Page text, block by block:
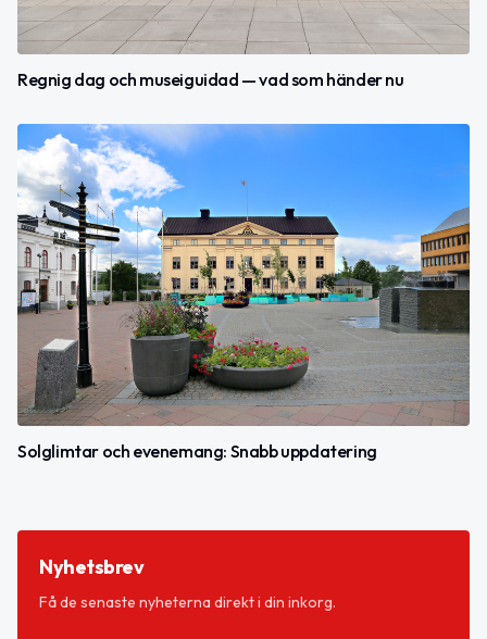
Regnig dag och museiguidad — vad som händer nu
Solglimtar och evenemang: Snabb uppdatering
Nyhetsbrev
Få de senaste nyheterna direkt i din inkorg.